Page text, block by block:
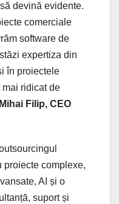
devină evidente.
comerciale
software de
expertiza din
în proiectele
ridicat de
Mihai Filip, CEO
proiecte complexe,
AI și o
suport și